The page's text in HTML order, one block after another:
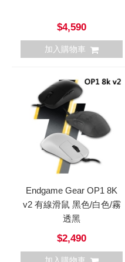
$4,590
加入購物車
Endgame Gear OP1 8K
v2 有線滑鼠 黑色/白色/霧
透黑
$2,490